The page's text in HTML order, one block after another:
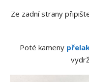
Ze zadní strany
Poté kameny